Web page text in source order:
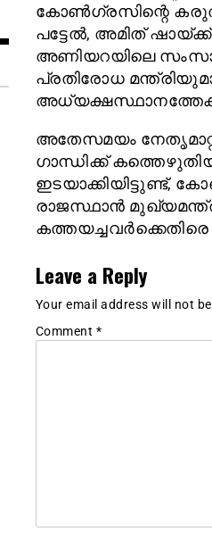
കോൺഗ്രസിന്റെ
പട്ടേൽ, അമിത്
അണിയറയിലെ
പ്രതിരോധ
അതേസമയം
ഗാന്ധിക്ക്
രാജസ്ഥാൻ
Leave a Reply
Your email address will not
Comment *